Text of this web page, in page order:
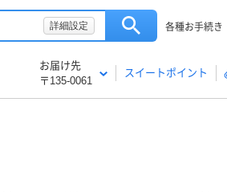
詳細設定 各種お手続き
お届け先
〒135-0061
スイートポイント